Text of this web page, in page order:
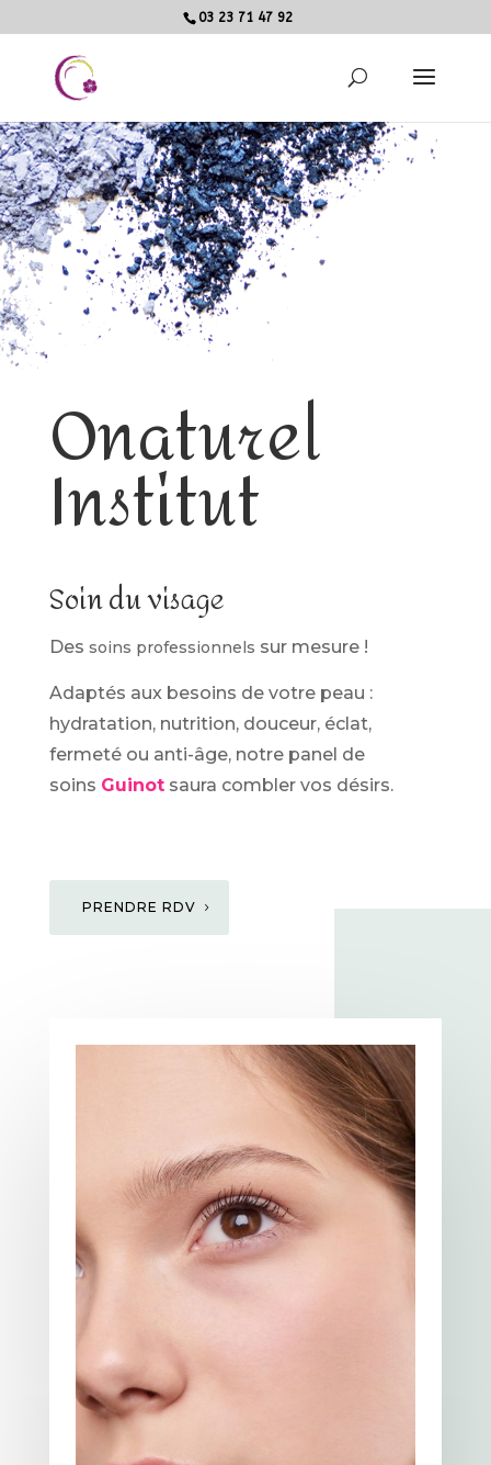
03 23 71 47 92
Onaturel
Institut
Soin du visage
Des soins professionnels sur mesure !
Adaptés aux besoins de votre peau :
hydratation, nutrition, douceur, éclat,
fermeté ou anti-âge, notre panel de
soins Guinot saura combler vos désirs.
PRENDRE RDV